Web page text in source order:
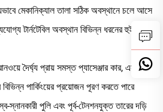
মেকানিক্যাল তালা সঠিক অবস্থানে চলে আসে
টার্নটেবিল অবস্থান বিভিন্ন ধরনের হুইলবেস
দৈর্ঘ্য প্রায় সমস্ত প্যাসেঞ্জার কার, এসইউভি
পার্কিংয়ের প্রয়োজন পূরণ করতে পারে
স্নানকারী পুলি এবং পূর্ব-টেনশনযুক্ত তারের দড়ি